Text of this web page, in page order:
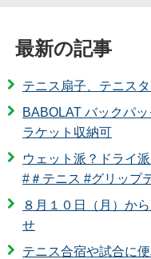
最新の記事
テニス扇子、テニス
BABOLAT バックパ
ラケット収納可
ウェット派？ドライ
#＃テニス #グリップ
８月１０日（月）か
せ
テニス合宿や試合に